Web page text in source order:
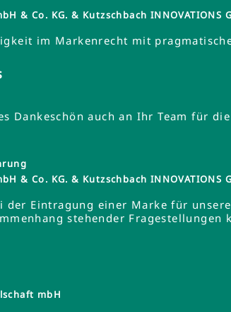
& Co. KG. & Kutzschbach INNOVATIONS
im Markenrecht mit
Dankeschön auch an Ihr Team für
& Co. KG. & Kutzschbach INNOVATIONS
der Eintragung einer Marke für
stehender
mbH